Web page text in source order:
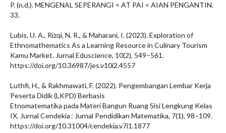
P. (n.d.). MENGENAL SEPERANGI < AT PAI < AIAN PENGANTIN.
33.
Lubis, U. A., Rizqi, N. R., & Maharani, I. (2023). Exploration of
Ethnomathematics As a Learning Resource in Culinary Tourism
Kamu Market. Jurnal Eduscience, 10(2), 549–561.
https://doi.org/10.36987/jes.v10i2.4557
Luthfi, H., & Rakhmawati, F. (2022). Pengembangan Lembar Kerja
Peserta Didik (LKPD) Berbasis
Etnomatematika pada Materi Bangun Ruang Sisi Lengkung Kelas
IX. Jurnal Cendekia : Jurnal Pendidikan Matematika, 7(1), 98–109.
https://doi.org/10.31004/cendekia.v7i1.1877